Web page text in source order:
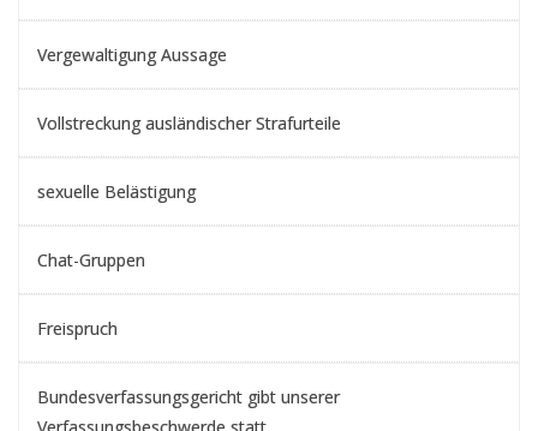
Vergewaltigung Aussage
Vollstreckung ausländischer Strafurteile
sexuelle Belästigung
Chat-Gruppen
Freispruch
Bundesverfassungsgericht gibt unserer